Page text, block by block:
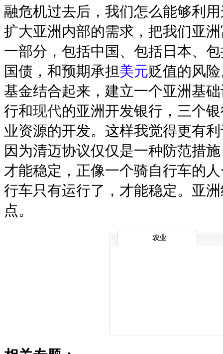
融危机过去后，我们怎么能够利
扩大亚洲内部的需求，把我们亚
一部分，包括中国、包括日本、
国债，和预期承担美元贬值的风
基金结合起来，建立一个亚洲基
行和现代的亚洲开发银行，三个
业资源的开发。这样我觉得更有
因为清迈协议仅仅是一种防范措
才能稳定，正像一个骑自行车的
行车只有运行了，才能稳定。亚
点。
农业